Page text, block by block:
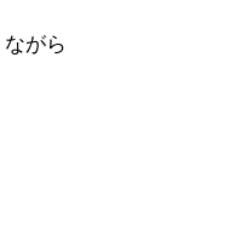
がら